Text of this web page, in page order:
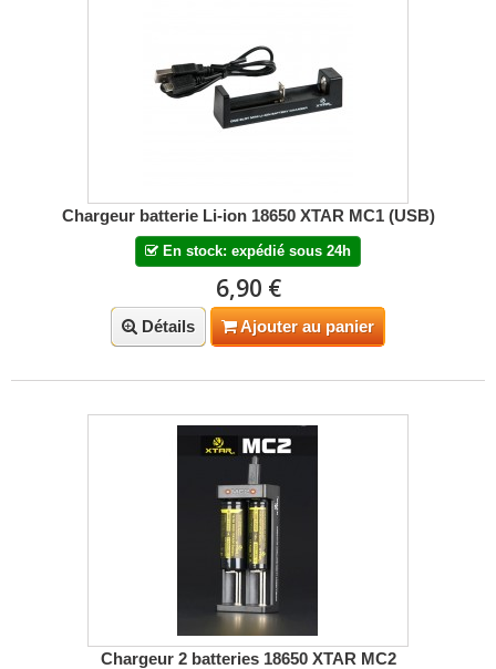
Chargeur batterie Li-ion 18650 XTAR MC1 (USB)
En stock: expédié sous 24h
6,90 €
Détails Ajouter au panier
Chargeur 2 batteries 18650 XTAR MC2